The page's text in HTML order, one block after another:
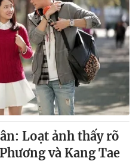
Việt Nam
điện tử số 483/GP-BTTTT
Hạnh, Phạm Quốc Thắng,
Loạt ảnh thấy rõ
và Kang Tae